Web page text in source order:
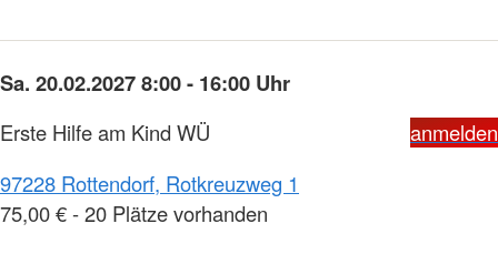
Sa. 20.02.2027 8:00 - 16:00 Uhr
Erste Hilfe am Kind WÜ
anmelden
97228 Rottendorf, Rotkreuzweg 1
75,00 € - 20 Plätze vorhanden